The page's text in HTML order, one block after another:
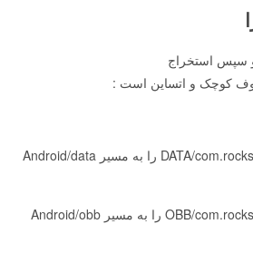
3 – پوشه DATA/com.rockstargames.gtasa را به مسیر Android/data
4 – پوشه OBB/com.rockstargames.gtasa را به مسیر Android/obb